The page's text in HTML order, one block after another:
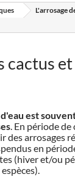
L'arrosage
cactus
est
. En période de
des arrosages
en
(hiver et/ou